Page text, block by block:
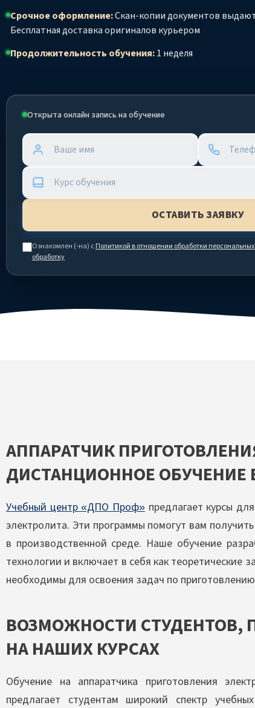
Срочное оформление:Скан-копии документов
Бесплатная доставка оригиналов курьером
Продолжительность обучения:1 неделя
Открыта онлайн запись на обучение
Ознакомлен (-на) сПолитикой в отношении обработки
обработку
АППАРАТЧИК
ДИСТАНЦИОННОЕ ОБУЧЕНИЕ
Учебный центр «ДПО Проф»предлагает курсы
электролита. Эти программы помогут вам
в производственной среде. Наше обучение
технологии и включает в себя как теоретические
необходимы для освоения задач по
ВОЗМОЖНОСТИ СТУДЕНТОВ,
НА НАШИХ КУРСАХ
Обучение на аппаратчика приготовления
предлагает студентам широкий спектр